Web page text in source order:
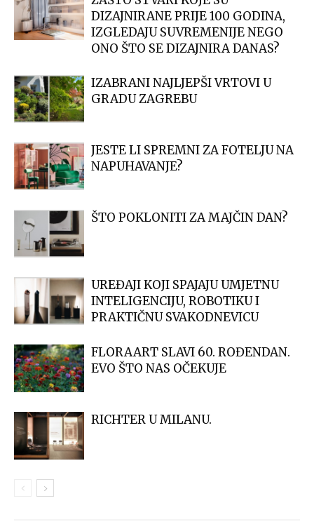
DIZAJNIRANE PRIJE 100 GODINA,
IZGLEDAJU SUVREMENIJE NEGO
ONO ŠTO SE DIZAJNIRA DANAS?
IZABRANI NAJLJEPŠI VRTOVI U
GRADU ZAGREBU
JESTE LI SPREMNI ZA FOTELJU NA
NAPUHAVANJE?
ŠTO POKLONITI ZA MAJČIN DAN?
UREĐAJI KOJI SPAJAJU UMJETNU
INTELIGENCIJU, ROBOTIKU I
PRAKTIČNU SVAKODNEVICU
FLORAART SLAVI 60. ROĐENDAN.
EVO ŠTO NAS OČEKUJE
RICHTER U MILANU.